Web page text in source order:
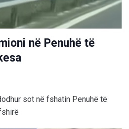
në Penuhë të
sot në fshatin Penuhë të